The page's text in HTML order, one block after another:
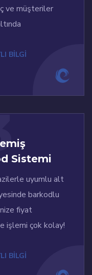
ve müşteriler
BİLGİ
Sistemi
uyumlu alt
barkodlu
fiyat
işlemi çok kolay!
BİLGİ